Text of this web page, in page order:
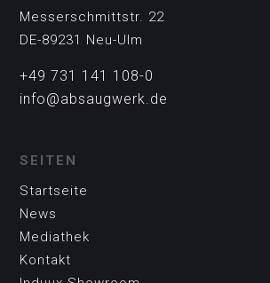
Messerschmittstr. 22
DE-89231 Neu-Ulm
+49 731 141 108-0
info@absaugwerk.de
SEITEN
Startseite
News
Mediathek
Kontakt